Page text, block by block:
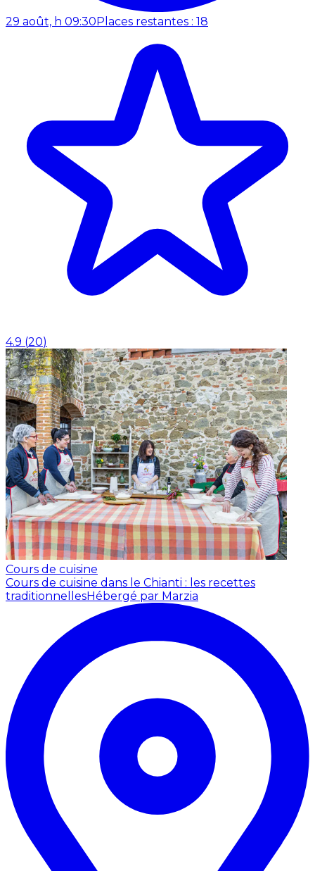
29 août, h 09:30Places restantes : 18
4.9 (20)
Cours de cuisine
Cours de cuisine dans le Chianti : les recettes
traditionnellesHébergé par Marzia